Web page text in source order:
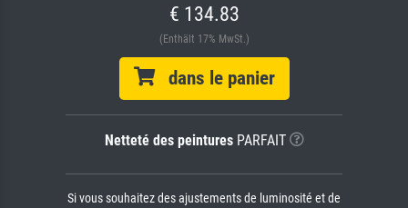
€ 134.83
(Enthält 17% MwSt.)
dans le panier
Netteté des peinturesPARFAIT
Si vous souhaitez des ajustements de luminosité et de